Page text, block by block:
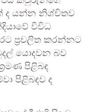
ද යන්න නිශ්චිතව
විවිධ
ප්‍රචලිත කරන්නට
යොදවන බව
පිළිබඳ
පිළිබඳව ද